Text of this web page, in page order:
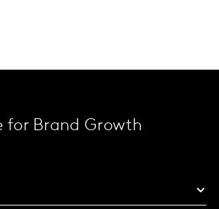
for Brand Growth